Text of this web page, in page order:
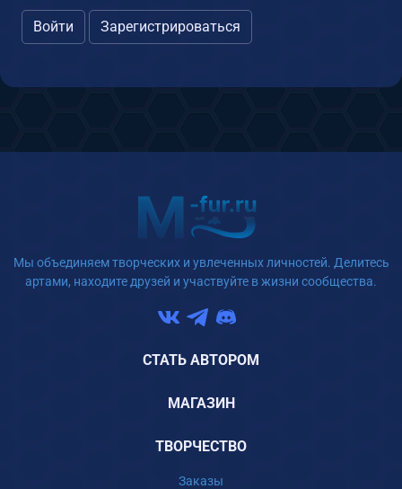
Войти Зарегистрироваться
Мы объединяем творческих и увлеченных личностей. Делитесь
артами, находите друзей и участвуйте в жизни сообщества.
СТАТЬ АВТОРОМ
МАГАЗИН
ТВОРЧЕСТВО
Заказы